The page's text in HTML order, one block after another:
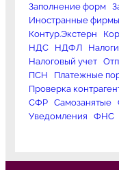
Заполнение форм
Иностранные фирмы
Контур.Экстерн
НДС
НДФЛ Налоги
Налоговый учет
ПСН
Платежные
Проверка
СФР
Самозанятые
Уведомления
ФНС